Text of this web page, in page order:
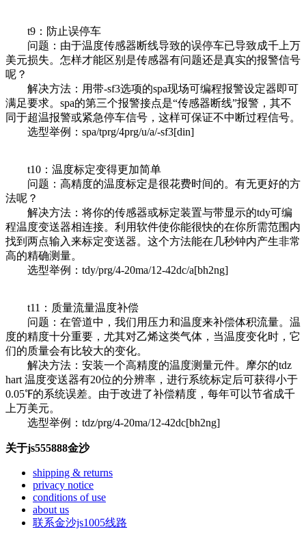
t9：防止误停车
问题：由于温度传感器断线导致的误停车已导致成千上万
美元损失。怎样才能区别是传感器有问题还是真实的报警信号
呢？
解决方法：用带-sf3选项的spa现场可编程报警设定器即可
满足要求。spa的第三个报警接点是“传感器断线”报警，其不
同于超温报警或紧急停车信号，这样可保证不中断过程信号。
选型举例：spa/tprg/4prg/u/a/-sf3[din]
t10：温度标定变得更加简单
问题：高精度的温度标定是很花费时间的。有无更好的方
法呢？
解决方法：将你的传感器或标定装置与带显示的tdy可编
程温度变送器相连接。利用软件使你能很快的在你所需范围内
找到两点输入来标定变送器。这个方法能在几秒钟内产生非常
高的精确测量。
选型举例：tdy/prg/4-20ma/12-42dc/a[bh2ng]
t11：质量流量温度补偿
问题：在管道中，我们用压力和温度来补偿体积流量。温
度的精度十分重要，尤其对乙烯这类气体，当温度变化时，它
们的质量会有比较大的变化。
解决方法：安装一个高精度的温度测量元件。摩尔的tdz
hart 温度变送器有20位的分辨率，进行系统标定后可获得小于
0.05℉的系统误差。由于改进了补偿精度，每年可以节省成千
上万美元。
选型举例：tdz/prg/4-20ma/12-42dc[bh2ng]
关于js555888金沙
shipping & returns
privacy notice
conditions of use
about us
联系金沙js1005线路